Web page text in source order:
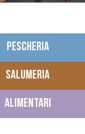
PESCHERIA
SALUMERIA
ALIMENTARI